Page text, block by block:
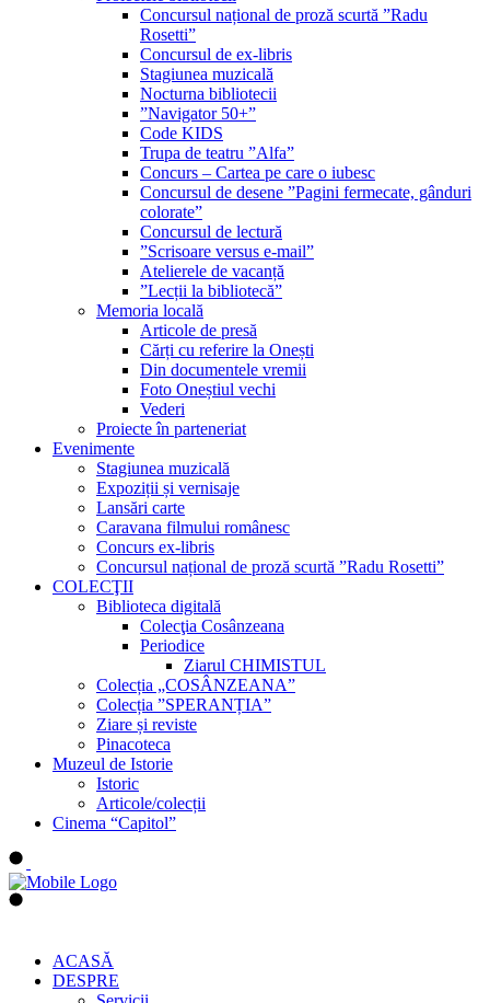
Concursul național de proză scurtă ”Radu
Rosetti”
Concursul de ex-libris
Stagiunea muzicală
Nocturna bibliotecii
”Navigator 50+”
Code KIDS
Trupa de teatru ”Alfa”
Concurs – Cartea pe care o iubesc
Concursul de desene ”Pagini fermecate, gânduri
colorate”
Concursul de lectură
”Scrisoare versus e-mail”
Atelierele de vacanță
”Lecții la bibliotecă”
Memoria locală
Articole de presă
Cărți cu referire la Onești
Din documentele vremii
Foto Oneștiul vechi
Vederi
Proiecte în parteneriat
Evenimente
Stagiunea muzicală
Expoziții și vernisaje
Lansări carte
Caravana filmului românesc
Concurs ex-libris
Concursul național de proză scurtă ”Radu Rosetti”
COLECŢII
Biblioteca digitală
Colecţia Cosânzeana
Periodice
Ziarul CHIMISTUL
Colecția „COSÂNZEANA”
Colecția ”SPERANȚIA”
Ziare și reviste
Pinacoteca
Muzeul de Istorie
Istoric
Articole/colecții
Cinema “Capitol”
ACASĂ
DESPRE